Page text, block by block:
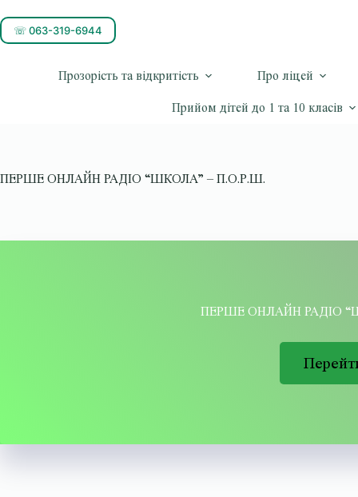
☏ 063-319-6944
Прозорість та відкритість Про ліцей
Прийом дітей до 1 та 10 класів
ПЕРШЕ ОНЛАЙН РАДІО “ШКОЛА” – П.О.Р.Ш.
ПЕРШЕ ОНЛАЙН РАДІО